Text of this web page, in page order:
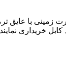
خریداری